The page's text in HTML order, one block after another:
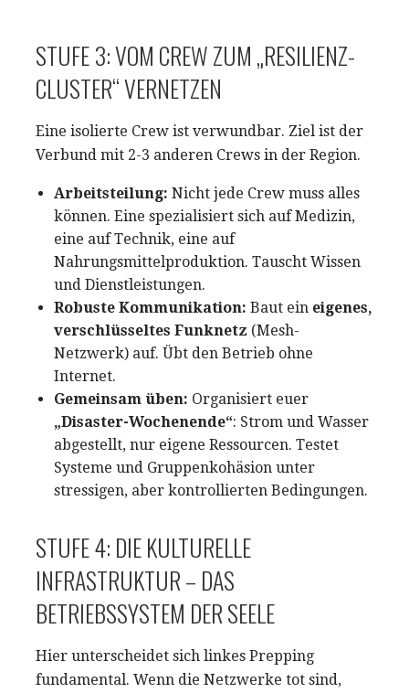
STUFE 3: VOM CREW ZUM „RESILIENZ-
CLUSTER“ VERNETZEN
Eine isolierte Crew ist verwundbar. Ziel ist der
Verbund mit 2-3 anderen Crews in der Region.
Arbeitsteilung: Nicht jede Crew muss alles
können. Eine spezialisiert sich auf Medizin,
eine auf Technik, eine auf
Nahrungsmittelproduktion. Tauscht Wissen
und Dienstleistungen.
Robuste Kommunikation: Baut ein eigenes,
verschlüsseltes Funknetz (Mesh-
Netzwerk) auf. Übt den Betrieb ohne
Internet.
Gemeinsam üben: Organisiert euer
„Disaster-Wochenende“: Strom und Wasser
abgestellt, nur eigene Ressourcen. Testet
Systeme und Gruppenkohäsion unter
stressigen, aber kontrollierten Bedingungen.
STUFE 4: DIE KULTURELLE
INFRASTRUKTUR – DAS
BETRIEBSSYSTEM DER SEELE
Hier unterscheidet sich linkes Prepping
fundamental. Wenn die Netzwerke tot sind,